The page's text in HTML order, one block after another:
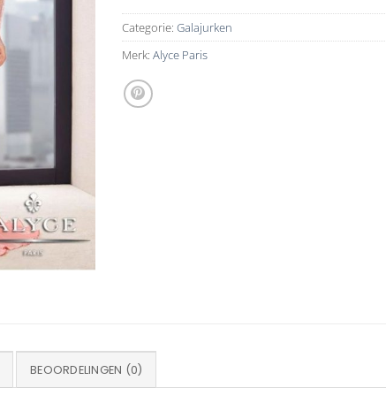
Categorie: Galajurken
Merk: Alyce Paris
BEOORDELINGEN (0)